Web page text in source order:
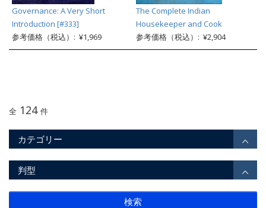
Governance: A Very Short
Introduction [#333]
参考価格（税込）: ¥1,969
The Complete Indian
Housekeeper and Cook
参考価格（税込）: ¥2,904
全 124 件
カテゴリー
判型
検索